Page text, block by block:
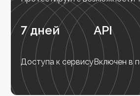
7 дней
Доступа к сервису
API
Включен в